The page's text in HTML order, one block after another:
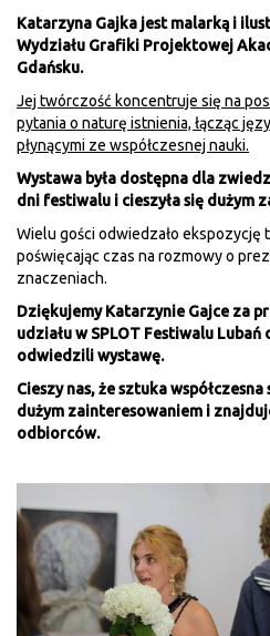
Katarzyna Gajka jest malarką i
Wydziału Grafiki Projektowej
Gdańsku.
Jej twórczość koncentruje się na
pytania o naturę istnienia, łącząc
płynącymi ze współczesnej nauki.
Wystawa była dostępna dla
dni festiwalu i cieszyła się dużym
Wielu gości odwiedzało ekspozycję
poświęcając czas na rozmowy o
znaczeniach.
Dziękujemy Katarzynie Gajce za
udziału w SPLOT Festiwalu
odwiedzili wystawę.
Cieszy nas, że sztuka
dużym zainteresowaniem i
odbiorców.